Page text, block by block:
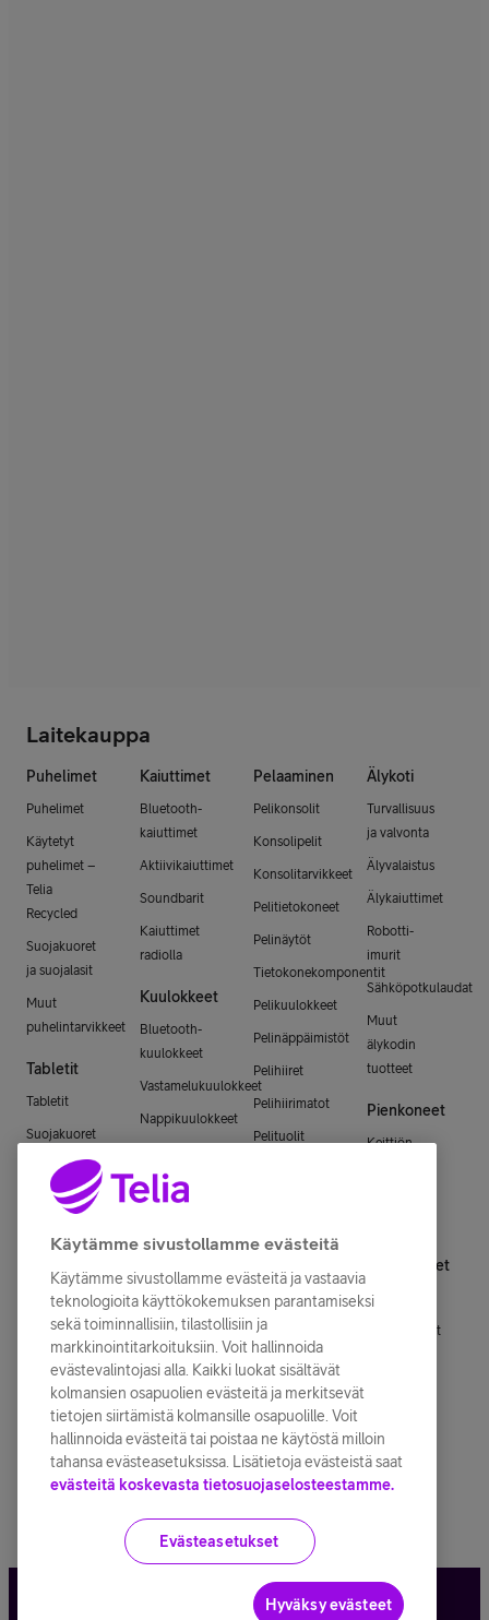
Laitekauppa
Puhelimet
Puhelimet
Käytetyt
puhelimet –
Telia
Recycled
Suojakuoret
ja suojalasit
Muut
puhelintarvikkeet
Tabletit
Tabletit
Suojakuoret
Muut
tarvikkeet
Tietokoneet
Kannettavat
Pöytätietokoneet
Tietokonetarvikkeet
Televisiot
Televisiot
TV-tarvikkeet
Kaiuttimet
Bluetooth-
kaiuttimet
Aktiivikaiuttimet
Soundbarit
Kaiuttimet
radiolla
Kuulokkeet
Bluetooth-
kuulokkeet
Vastamelukuulokkeet
Nappikuulokkeet
kuulokkeet
Langalliset
Pelaaminen
Pelikonsolit
Konsolipelit
Konsolitarvikkeet
Pelitietokoneet
Pelinäytöt
Tietokonekomponentit
Pelikuulokkeet
Pelinäppäimistöt
Pelihiiret
Pelihiirimatot
Pelituolit
Älykellot
Urheilukellot
Aktiivisuusrannekkeet
Lasten
älykellot ja
kellopuhelimet
Älysormukset
Älykellojen
Älykoti
Turvallisuus
ja valvonta
Älyvalaistus
Älykaiuttimet
Robotti-
imurit
Sähköpotkulaudat
Muut
älykodin
tuotteet
Pienkoneet
Keittiön
Nettilaitteet
Reitittimet
Mesh-laitteet
Käytämme sivustollamme evästeitä
Käytämme sivustollamme evästeitä ja vastaavia
teknologioita käyttökokemuksen parantamiseksi
sekä toiminnallisiin, tilastollisiin ja
markkinointitarkoituksiin. Voit hallinnoida
evästevalintojasi alla. Kaikki luokat sisältävät
kolmansien osapuolien evästeitä ja merkitsevät
tietojen siirtämistä kolmansille osapuolille. Voit
hallinnoida evästeitä tai poistaa ne käytöstä milloin
tahansa evästeasetuksissa. Lisätietoja evästeistä saat
evästeitä koskevasta tietosuojaselosteestamme.
Evästeasetukset
Hyväksy evästeet